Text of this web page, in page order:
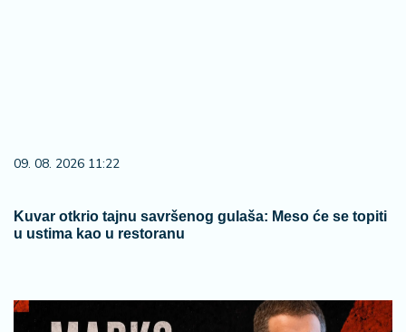
09. 08. 2026 11:22
Kuvar otkrio tajnu savršenog gulaša: Meso će se topiti
u ustima kao u restoranu